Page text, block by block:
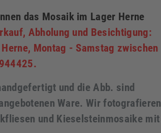
das Mosaik im Lager Herne
Abholung und Besichtigung:
Montag - Samstag zwischen
und die Abb. sind
Ware. Wir fotografieren
und Kieselsteinmosaike mit